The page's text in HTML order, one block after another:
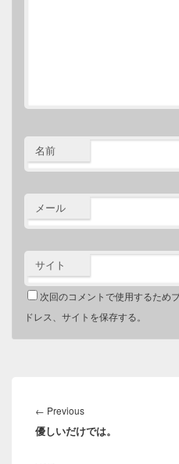
名前
メール
サイト
次回のコメントで使用するため
ドレス、サイトを保存する。
稿
ナ
← Previous
post:
優しいだけでは。